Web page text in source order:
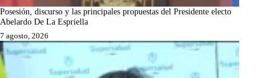
Posesión, discurso y las principales propuestas del Presidente electo
Abelardo De La Espriella
7 agosto, 2026